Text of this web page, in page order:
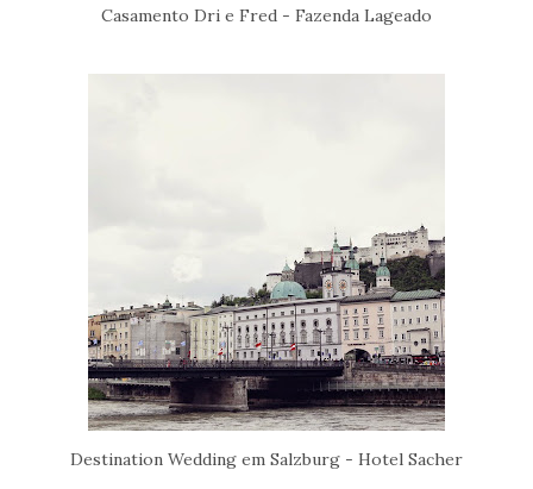
Casamento Dri e Fred - Fazenda Lageado
Destination Wedding em Salzburg - Hotel Sacher